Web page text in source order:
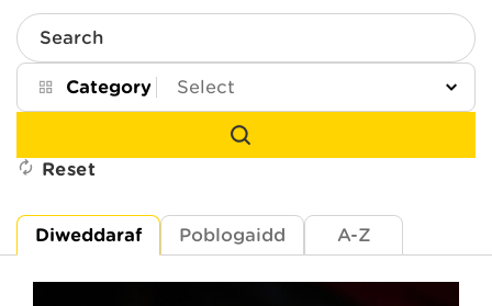
Search
Category
Reset
Diweddaraf Poblogaidd A-Z